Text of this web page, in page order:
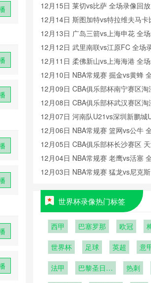
12月15日 莱切vs比萨 全场录像回放
12月14日 斯图加特vs特拉维夫马
12月13日 广岛三箭vs上海申花 全
12月12日 武里南联vs江原FC 全场
12月11日 柔佛新山vs上海海港 全
12月10日 NBA常规赛 掘金vs黄蜂
12月09日 CBA俱乐部杯南宁赛区
全场录像回放
12月08日 CBA俱乐部杯武汉赛区
全场录像回放
12月07日 河南队U21vs深圳新鹏城
放
12月06日 NBA常规赛 篮网vs公牛
12月05日 CBA俱乐部杯长沙赛区
像回放
12月04日 NBA常规赛 老鹰vs活塞
12月03日 NBA常规赛 猛龙vs尼克
世界杯录像热门标签
西甲 巴塞罗那 欧冠
世界杯 足球 英超 意
法甲
巴黎圣日耳
热刺